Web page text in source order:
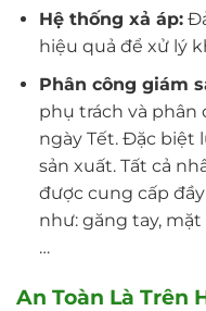
Hệ thống xả áp:
hiệu quả để xử lý
Phân công giám
phụ trách và
ngày Tết. Đặc biệt
sản xuất. Tất cả
được cung cấp
như: găng tay, mặt
…
An Toàn Là Trên